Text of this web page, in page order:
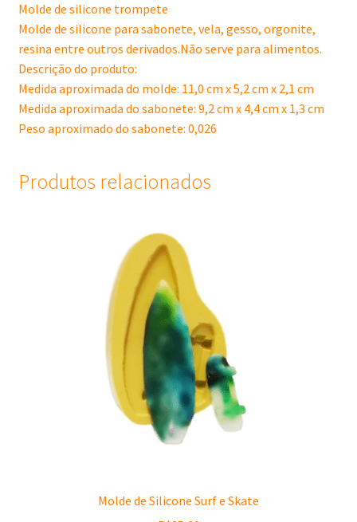
Molde de silicone trompete
Molde de silicone para sabonete, vela, gesso, orgonite,
resina entre outros derivados.Não serve para alimentos.
Descrição do produto:
Medida aproximada do molde: 11,0 cm x 5,2 cm x 2,1 cm
Medida aproximada do sabonete: 9,2 cm x 4,4 cm x 1,3 cm
Peso aproximado do sabonete: 0,026
Produtos relacionados
Molde de Silicone Surf e Skate